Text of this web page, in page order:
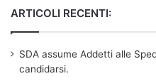
ARTICOLI RECENTI:
SDA assume Addetti alle
candidarsi.